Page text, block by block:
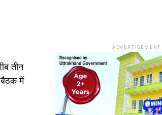
तीन
बैठक में
ADVERTISEMENT